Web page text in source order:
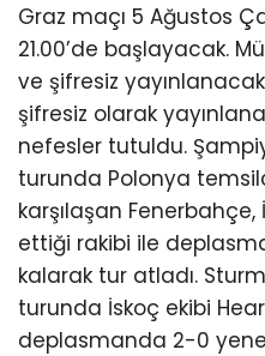
Graz maçı 5 Ağustos
21.00’de başlayacak.
ve şifresiz
şifresiz olarak
nefesler tutuldu.
turunda Polonya
karşılaşan
ettiği rakibi ile
kalarak tur atladı.
turunda İskoç ekibi
deplasmanda 2-0